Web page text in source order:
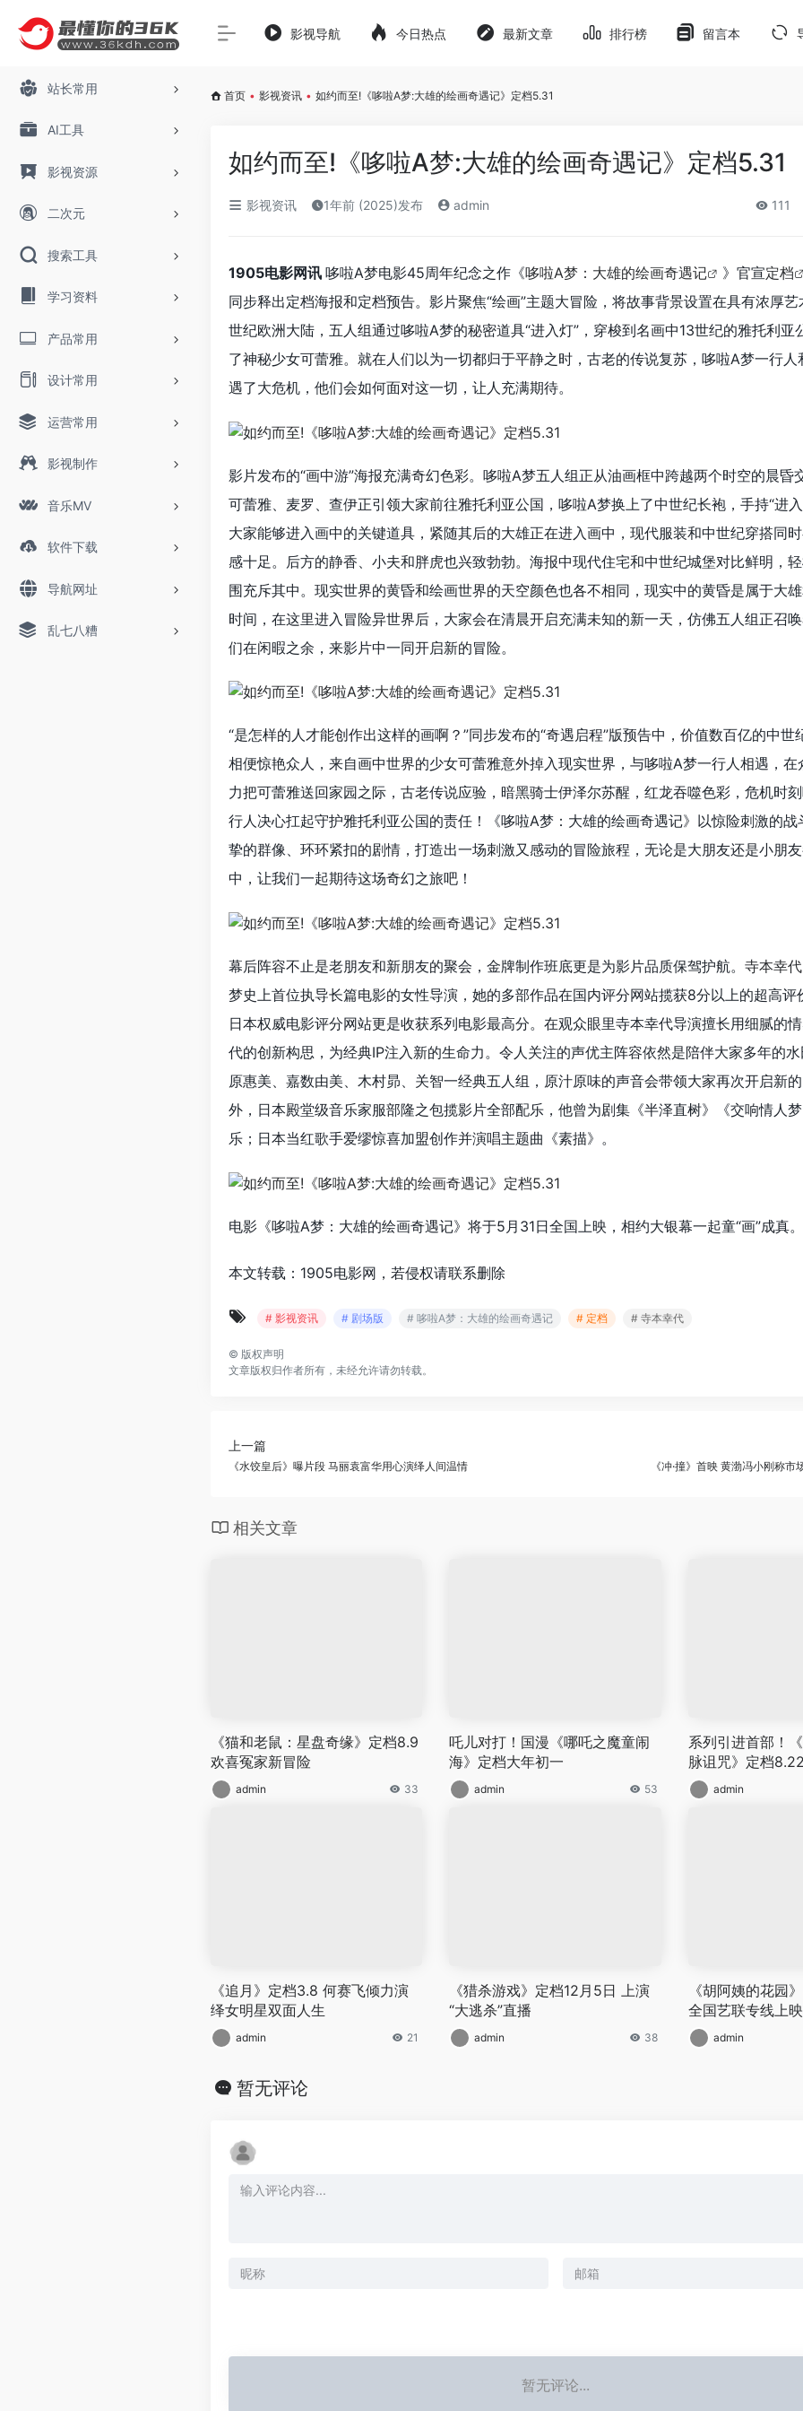
站长常用
AI工具
影视资源
二次元
搜索工具
学习资料
产品常用
设计常用
运营常用
影视制作
音乐MV
软件下载
导航网址
乱七八糟
影视导航 今日热点 最新文章 排行榜 留言本
首页 • 影视资讯 • 如约而至!《哆啦A梦:大雄的绘画奇遇记》定档5.31
如约而至!《哆啦A梦:大雄的绘画奇遇记》定档5.31
影视资讯 1年前 (2025)发布 admin 111
1905电影网讯 哆啦A梦电影45周年纪念之作《哆啦A梦：大雄的绘画奇遇记 》官宣定档
同步释出定档海报和定档预告。影片聚焦“绘画”主题大冒险，将故事背景设置在具有浓厚
世纪欧洲大陆，五人组通过哆啦A梦的秘密道具“进入灯”，穿梭到名画中13世纪的雅托利亚
了神秘少女可蕾雅。就在人们以为一切都归于平静之时，古老的传说复苏，哆啦A梦一行人
遇了大危机，他们会如何面对这一切，让人充满期待。
影片发布的“画中游”海报充满奇幻色彩。哆啦A梦五人组正从油画框中跨越两个时空的晨昏
可蕾雅、麦罗、查伊正引领大家前往雅托利亚公国，哆啦A梦换上了中世纪长袍，手持“进
大家能够进入画中的关键道具，紧随其后的大雄正在进入画中，现代服装和中世纪穿搭同
感十足。后方的静香、小夫和胖虎也兴致勃勃。海报中现代住宅和中世纪城堡对比鲜明，
围充斥其中。现实世界的黄昏和绘画世界的天空颜色也各不相同，现实中的黄昏是属于大
时间，在这里进入冒险异世界后，大家会在清晨开启充满未知的新一天，仿佛五人组正召
们在闲暇之余，来影片中一同开启新的冒险。
“是怎样的人才能创作出这样的画啊？”同步发布的“奇遇启程”版预告中，价值数百亿的中世
相便惊艳众人，来自画中世界的少女可蕾雅意外掉入现实世界，与哆啦A梦一行人相遇，在
力把可蕾雅送回家园之际，古老传说应验，暗黑骑士伊泽尔苏醒，红龙吞噬色彩，危机时
行人决心扛起守护雅托利亚公国的责任！《哆啦A梦：大雄的绘画奇遇记》以惊险刺激的战
挚的群像、环环紧扣的剧情，打造出一场刺激又感动的冒险旅程，无论是大朋友还是小朋
中，让我们一起期待这场奇幻之旅吧！
幕后阵容不止是老朋友和新朋友的聚会，金牌制作班底更是为影片品质保驾护航。 寺本幸代
梦史上首位执导长篇电影的女性导演，她的多部作品在国内评分网站揽获8分以上的超高评
日本权威电影评分网站更是收获系列电影最高分。在观众眼里寺本幸代导演擅长用细腻的
代的创新构思，为经典IP注入新的生命力。令人关注的声优主阵容依然是陪伴大家多年的
原惠美、嘉数由美、木村昴、关智⼀经典五人组，原汁原味的声音会带领大家再次开启新
外，日本殿堂级音乐家服部隆之包揽影片全部配乐，他曾为剧集《半泽直树》《交响情人
乐；日本当红歌手爱缪惊喜加盟创作并演唱主题曲《素描》。
电影《哆啦A梦：大雄的绘画奇遇记》将于5月31日全国上映，相约大银幕一起童“画”成真。
本文转载：1905电影网，若侵权请联系删除
# 影视资讯 # 剧场版 # 哆啦A梦：大雄的绘画奇遇记 # 定档 # 寺本幸代
© 版权声明
文章版权归作者所有，未经允许请勿转载。
上一篇
《水饺皇后》曝片段 马丽袁富华用心演绎人间温情 《冲·撞》首映 黄渤冯小刚称
相关文章
《猫和老鼠：星盘奇缘》定档8.9
欢喜冤家新冒险
admin 33
吒儿对打！国漫《哪吒之魔童闹
海》定档大年初一
admin 53
系列引进首部！
脉诅咒》定档
admin
《追月》定档3.8 何赛飞倾力演
绎女明星双面人生
admin 21
《猎杀游戏》定档12月5日 上演
“大逃杀”直播
admin 38
《胡阿姨的花园
全国艺联专线上映
admin
暂无评论
暂无评论...